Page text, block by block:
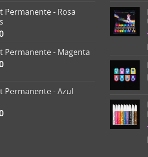
Permanente - Rosa
Permanente - Magenta
Permanente - Azul